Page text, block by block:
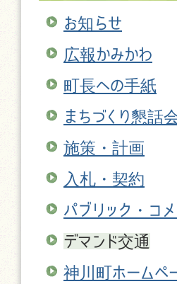
お知らせ
広報かみかわ
町長への手紙
まちづくり懇話
施策・計画
入札・契約
パブリック・コメ
デマンド交通
神川町ホームペ